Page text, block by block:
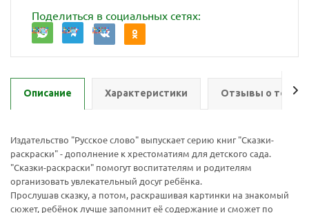
Поделиться в социальных сетях:
Описание Характеристики Отзывы о
Издательство "Русское слово" выпускает серию книг "Сказки-
раскраски" - дополнение к хрестоматиям для детского сада.
"Сказки-раскраски" помогут воспитателям и родителям
организовать увлекательный досуг ребёнка.
Прослушав сказку, а потом, раскрашивая картинки на знакомый
сюжет, ребёнок лучше запомнит её содержание и сможет по